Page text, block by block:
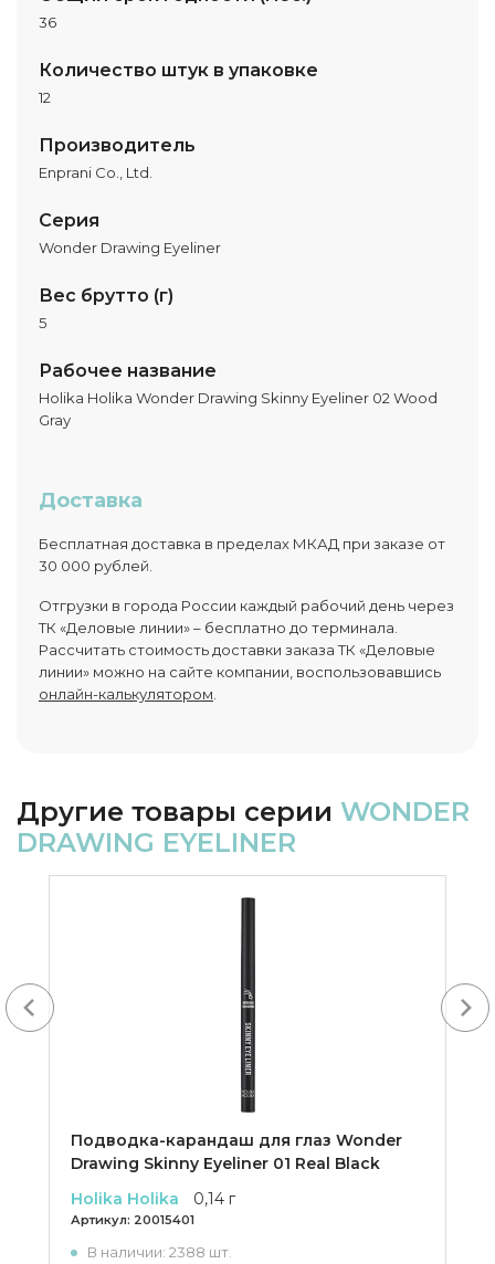
36
Количество штук в упаковке
12
Производитель
Enprani Co., Ltd.
Серия
Wonder Drawing Eyeliner
Вес брутто (г)
5
Рабочее название
Holika Holika Wonder Drawing Skinny Eyeliner 02 Wood
Gray
Доставка
Бесплатная доставка в пределах МКАД при заказе от
30 000 рублей.
Отгрузки в города России каждый рабочий день через
ТК «Деловые линии» – бесплатно до терминала.
Рассчитать стоимость доставки заказа ТК «Деловые
линии» можно на сайте компании, воспользовавшись
онлайн-калькулятором
Другие товары серии WONDER
DRAWING EYELINER
Подводка-карандаш для глаз Wonder
Drawing Skinny Eyeliner 01 Real Black
Holika Holika
0,14 г
Артикул: 20015401
В наличии: 2388 шт.